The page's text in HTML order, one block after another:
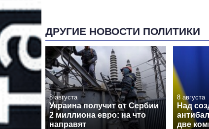
ДРУГИЕ НОВОСТИ ПОЛИТИКИ
8 августа
Украина получит от Сербии
2 миллиона евро: на что
направят
8 августа
Над
две